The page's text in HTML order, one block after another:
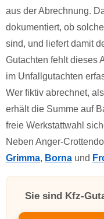
aus der Abrechnung.
dokumentiert, ob
sind, und liefert damit
Gutachten fehlt dieses
im Unfallgutachten
Wer fiktiv abrechnet,
erhält die Summe auf
freie Werkstattwahl
Neben Anger-
Grimma, Borna und
Sie sind Kfz-